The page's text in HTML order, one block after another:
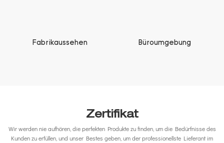
Fabrikaussehen Büroumgebung
Zertifikat
Wir werden nie aufhören, die perfekten Produkte zu finden, um die Bedürfnisse des
Kunden zu erfüllen, und unser Bestes geben, um der professionellste Lieferant im